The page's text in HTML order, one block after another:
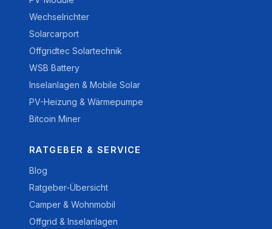
Wechselrichter
Solarcarport
Offgridtec Solartechnik
WSB Battery
Inselanlagen & Mobile Solar
PV-Heizung & Wärmepumpe
Bitcoin Miner
RATGEBER & SERVICE
Blog
Ratgeber-Übersicht
Camper & Wohnmobil
Offgrid & Inselanlagen